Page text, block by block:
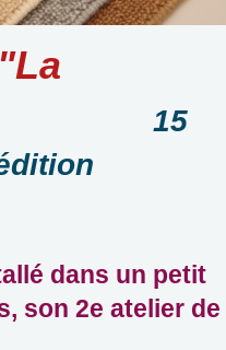
"La
dans un petit
son 2e atelier de